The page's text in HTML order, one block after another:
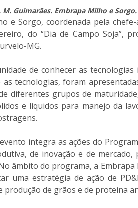
M. Guimarães. Embrapa Milho e
e Sorgo, coordenada pela
do “Dia de Campo Soja”,
MG.
de conhecer as
tecnologias, foram
diferentes grupos de
e líquidos para manejo da
integra as ações do
de inovação e de
âmbito do programa, a
uma estratégia de ação de
de grãos e de proteína